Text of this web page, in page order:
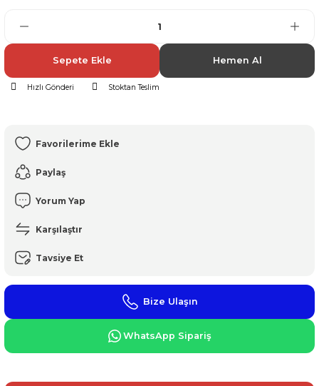
Sepete Ekle Hemen Al
Hızlı Gönderi Stoktan Teslim
Paylaş
Yorum Yap
Karşılaştır
Tavsiye Et
Bize Ulaşın
WhatsApp Sipariş